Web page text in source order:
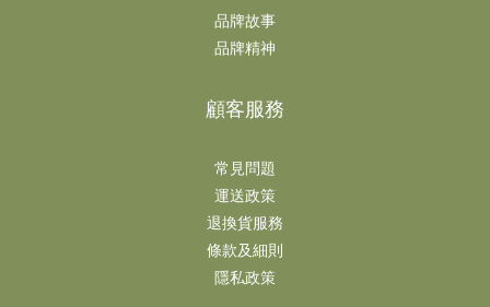
品牌故事
品牌精神
顧客服務
常見問題
運送政策
退換貨服務
條款及細則
隱私政策